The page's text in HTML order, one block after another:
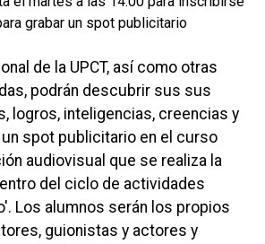
de la UPCT, así como otras
podrán descubrir sus sus
logros, inteligencias, creencias y
spot publicitario en el curso
audiovisual que se realiza la
del ciclo de actividades
Los alumnos serán los propios
guionistas y actores y